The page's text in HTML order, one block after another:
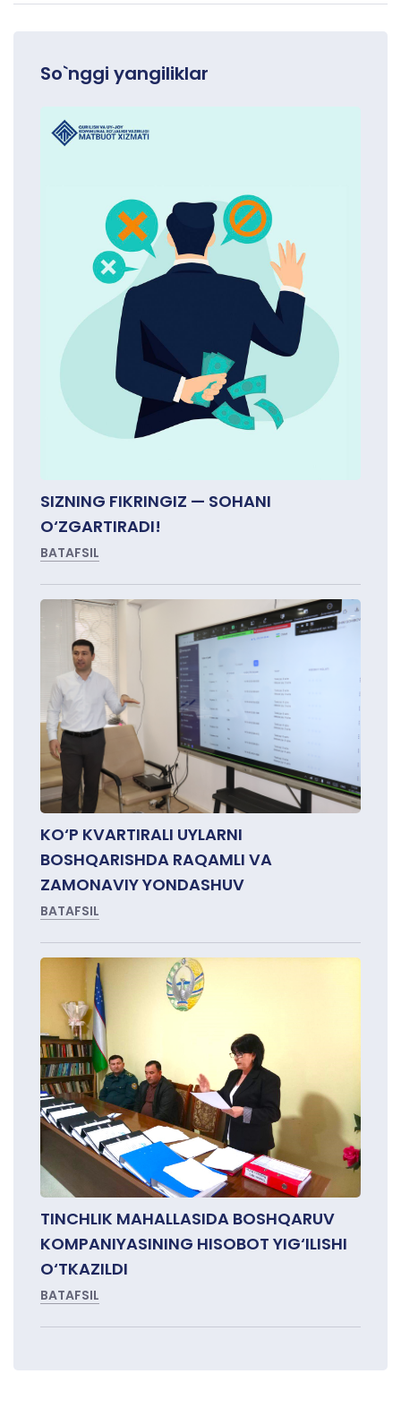
So`nggi yangiliklar
SIZNING FIKRINGIZ — SOHANI
O‘ZGARTIRADI!
BATAFSIL
KO‘P KVARTIRALI UYLARNI
BOSHQARISHDA RAQAMLI VA
ZAMONAVIY YONDASHUV
BATAFSIL
TINCHLIK MAHALLASIDA BOSHQARUV
KOMPANIYASINING HISOBOT YIG‘ILISHI
O‘TKAZILDI
BATAFSIL